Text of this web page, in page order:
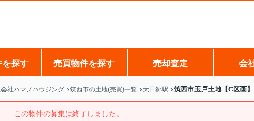
を探す 売買物件を探す 売却査定 会
社ハマノハウジング 筑西市の土地(売買)一覧 大田郷駅 筑西市玉戸土地【C区画
この物件の募集は終了しました。